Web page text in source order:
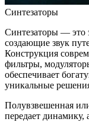
Синтезаторы
Синтезаторы — это
создающие звук
Конструкция
фильтры,
обеспечивает
уникальные
Полувзвешенная
передает динамику,